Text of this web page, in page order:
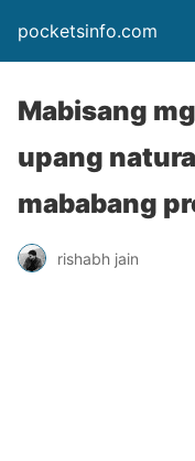
pocketsinfo.com
Mabisang
upang
mababang
rishabh jain